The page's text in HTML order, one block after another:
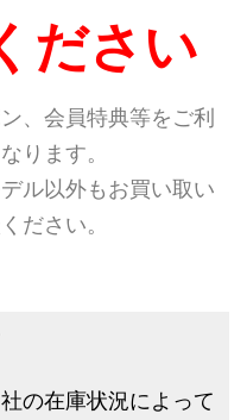
ださい
、会員特典等をご利
ります。
ル以外もお買い取い
ださい。
の在庫状況によって